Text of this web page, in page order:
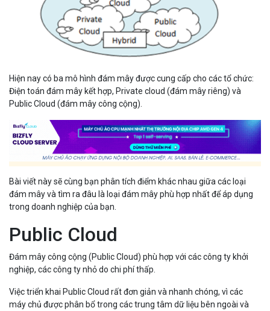
Hiện nay có ba mô hình đám mây được cung cấp cho các tổ chức:
Điện toán đám mây kết hợp, Private cloud (đám mây riêng) và
Public Cloud (đám mây công cộng).
Bài viết này sẽ cùng bạn phân tích điểm khác nhau giữa các loại
đám mây và tìm ra đâu là loại đám mây phù hợp nhất để áp dụng
trong doanh nghiệp của bạn.
Public Cloud
Đám mây công cộng (Public Cloud) phù hợp với các công ty khởi
nghiệp, các công ty nhỏ do chi phí thấp.
Việc triển khai Public Cloud rất đơn giản và nhanh chóng, vì các
máy chủ được phân bổ trong các trung tâm dữ liệu bên ngoài và